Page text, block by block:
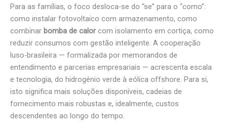
Para as famílias, o foco desloca-se do “se” para o “como”:
como instalar fotovoltaico com armazenamento, como
combinar bomba de calor com isolamento em cortiça, como
reduzir consumos com gestão inteligente. A cooperação
luso-brasileira — formalizada por memorandos de
entendimento e parcerias empresariais — acrescenta escala
e tecnologia, do hidrogénio verde à eólica offshore. Para si,
isto significa mais soluções disponíveis, cadeias de
fornecimento mais robustas e, idealmente, custos
descendentes ao longo do tempo.